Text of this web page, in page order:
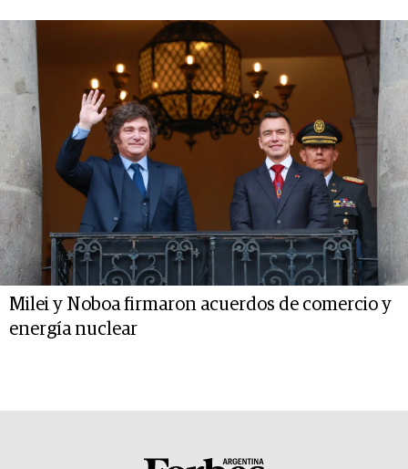
Milei y Noboa firmaron acuerdos de comercio y
energía nuclear